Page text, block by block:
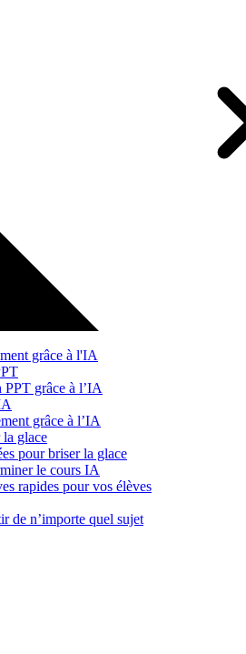
grâce à l'IA
PPT grâce à l’IA
grâce à l’IA
la glace
pour briser la glace
le cours IA
rapides pour vos élèves
de n’importe quel sujet